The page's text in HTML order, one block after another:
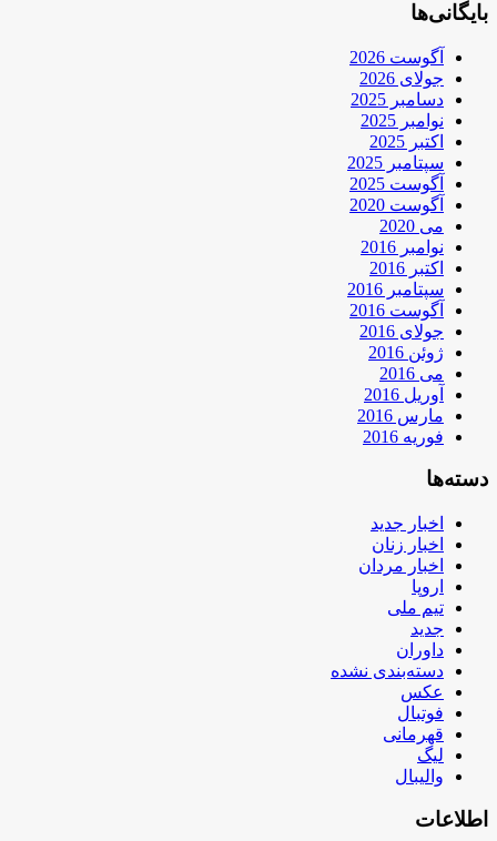
بایگانی‌ها
آگوست 2026
جولای 2026
دسامبر 2025
نوامبر 2025
اکتبر 2025
سپتامبر 2025
آگوست 2025
آگوست 2020
می 2020
نوامبر 2016
اکتبر 2016
سپتامبر 2016
آگوست 2016
جولای 2016
ژوئن 2016
می 2016
آوریل 2016
مارس 2016
فوریه 2016
دسته‌ها
اخبار جدید
اخبار زنان
اخبار مردان
اروپا
تیم ملی
جدید
داوران
دسته‌بندی نشده
عکس
فوتبال
قهرمانی
لیگ
والیبال
اطلاعات